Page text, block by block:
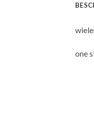
one